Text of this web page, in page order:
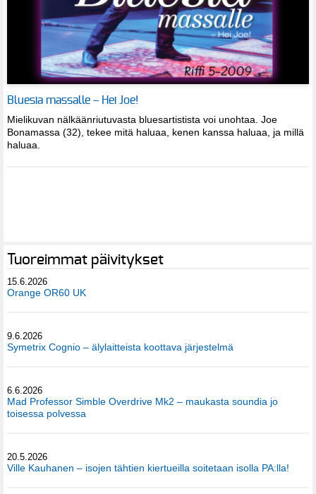
Bluesia massalle – Hei Joe!
Mielikuvan nälkäänriutuvasta bluesartistista voi unohtaa. Joe
Bonamassa (32), tekee mitä haluaa, kenen kanssa haluaa, ja millä
haluaa.
Tuoreimmat päivitykset
15.6.2026
Orange OR60 UK
9.6.2026
Symetrix Cognio – älylaitteista koottava järjestelmä
6.6.2026
Mad Professor Simble Overdrive Mk2 – maukasta soundia jo
toisessa polvessa
20.5.2026
Ville Kauhanen – isojen tähtien kiertueilla soitetaan isolla PA:lla!